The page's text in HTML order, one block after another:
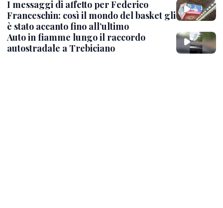
I messaggi di affetto per Federico
Franceschin: così il mondo del basket gli
è stato accanto fino all’ultimo
Auto in fiamme lungo il raccordo
autostradale a Trebiciano